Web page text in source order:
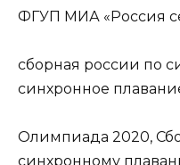
ФГУП МИА «Россия
сборная россии по
синхронное
Олимпиада 2020,
синхронному